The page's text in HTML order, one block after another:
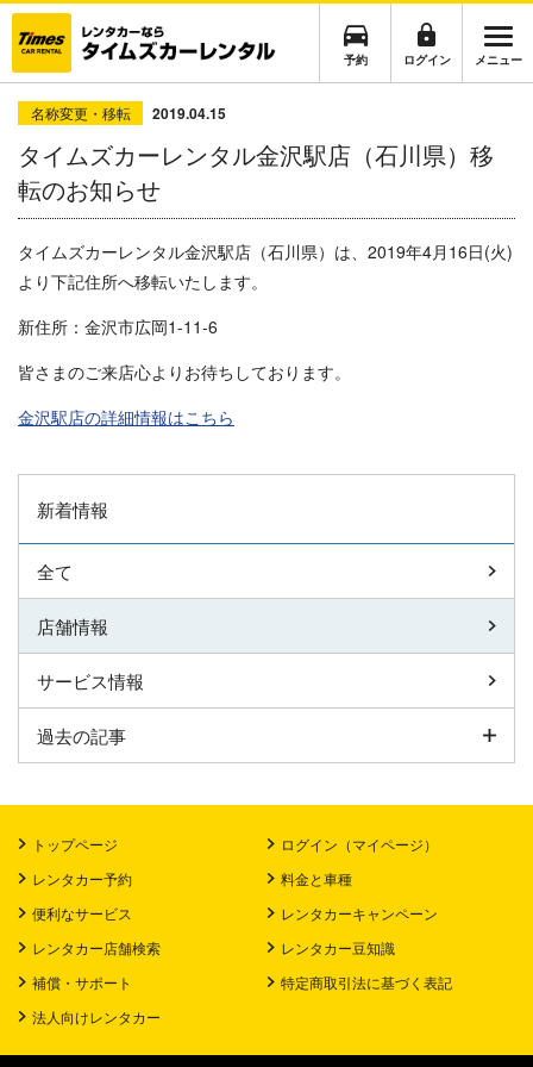
予約 ログイン メニュー
名称変更・移転 2019.04.15
タイムズカーレンタル金沢駅店（石川県）移
転のお知らせ
タイムズカーレンタル金沢駅店（石川県）は、2019年4月16日(火)
より下記住所へ移転いたします。
新住所： 金沢市広岡1-11-6
皆さまのご来店心よりお待ちしております。
金沢駅店の詳細情報はこちら
新着情報
全て
店舗情報
サービス情報
過去の記事
トップページ
ログイン（マイページ）
レンタカー予約
料金と車種
便利なサービス
レンタカーキャンペーン
レンタカー店舗検索
レンタカー豆知識
補償・サポート
特定商取引法に基づく表記
法人向けレンタカー